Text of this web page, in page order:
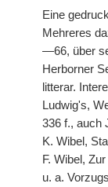
Eine
Mehreres
—66, über
Herborner
litterar.
Ludwig's,
336 f., auch
K. Wibel,
F. Wibel,
u. a.